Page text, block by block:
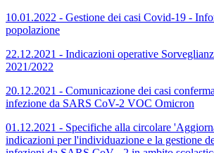
10.01.2022 - Gestione dei casi Covid-19 -
popolazione
22.12.2021 - Indicazioni operative
2021/2022
20.12.2021 - Comunicazione dei casi
infezione da SARS CoV-2 VOC Omicron
01.12.2021 - Specifiche alla circolare
indicazioni per l'individuazione e la gestione